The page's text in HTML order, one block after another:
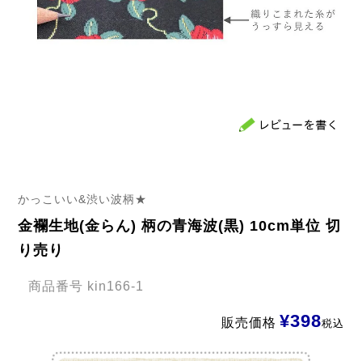
かっこいい&渋い波柄★
金襴生地(金らん) 柄の青海波(黒) 10cm単位 切
り売り
商品番号 kin166-1
販売価格 ¥398税込